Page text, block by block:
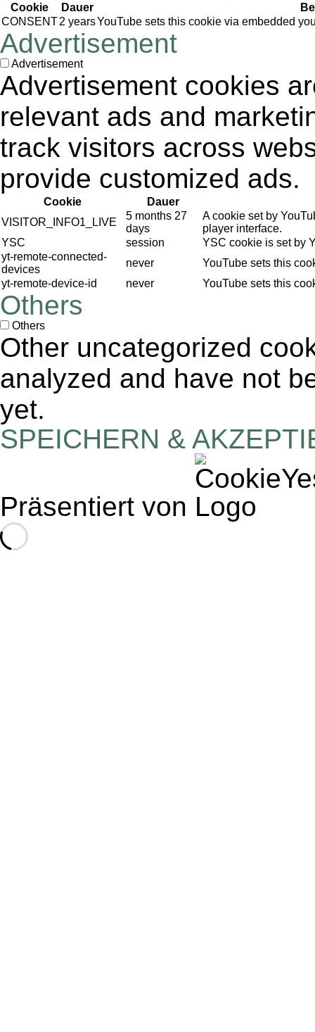
Cookie Dauer
CONSENT2 yearsYouTube sets this cookie via embedded
Advertisement
Advertisement
Advertisement cookies
relevant ads and
track visitors across
provide customized ads.
Cookie
Dauer
VISITOR_INFO1_LIVE
5 months 27
days
A cookie set by
player interface.
YSC
session
YSC cookie is set by
yt-remote-connected-
devices
never
YouTube sets this
yt-remote-device-id
never YouTube sets this
Others
Others
Other uncategorized
analyzed and have not
yet.
SPEICHERN &
Präsentiert von